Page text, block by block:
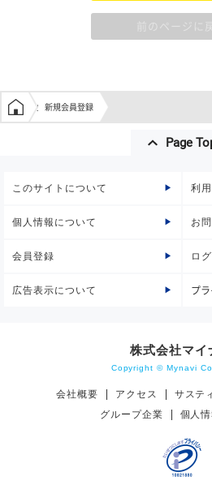
前のページに
学生の窓口トップ
新規会員登録
Page
このサイトについて 利
個人情報について お
会員登録 ロ
広告表示について プ
株式会社マイ
Copyright © Mynavi
会社概要 アクセス サステ
グループ企業
個人